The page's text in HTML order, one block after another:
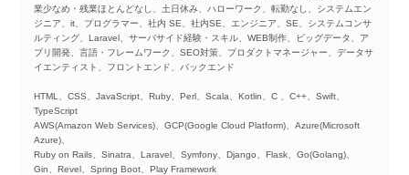
業少なめ・残業ほとんどなし、土日休み、ハローワーク、転勤なし、システムエン
ジニア、it、プログラマー、社内 SE、社内SE、エンジニア、SE、システムコンサ
ルティング、Laravel、サーバサイド経験・スキル、WEB制作、ビッグデータ、ア
プリ開発、言語・フレームワーク、SEO対策、プロダクトマネージャー、データサ
イエンティスト、フロントエンド、バックエンド
HTML、CSS、JavaScript、Ruby、Perl、Scala、Kotlin、C 、C++、Swift、
TypeScript
AWS(Amazon Web Services)、GCP(Google Cloud Platform)、Azure(Microsoft
Azure)、
Ruby on Rails、Sinatra、Laravel、Symfony、Django、Flask、Go(Golang)、
Gin、Revel、Spring Boot、Play Framework